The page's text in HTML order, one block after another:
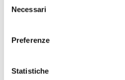
delNecessari
Preferenze
Statistiche
PHOTOGALLERY